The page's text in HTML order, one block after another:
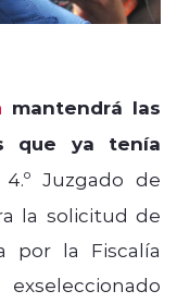
mantendrá las
que ya tenía
Juzgado de
la solicitud de
por la Fiscalía